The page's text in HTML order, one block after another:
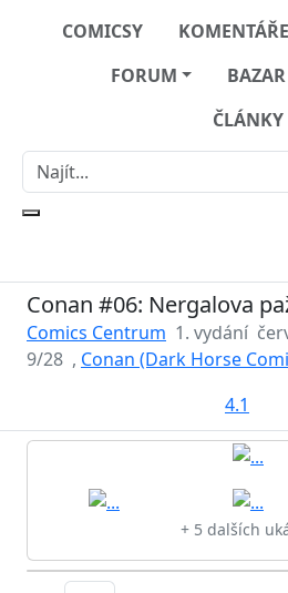
COMICSY KOMENTÁŘE
FORUM
BAZAR
ČLÁNKY
Conan #06: Nergalova
Comics Centrum 1. vydání
9/28 , Conan (Dark Horse
4.1
+ 5 dalších